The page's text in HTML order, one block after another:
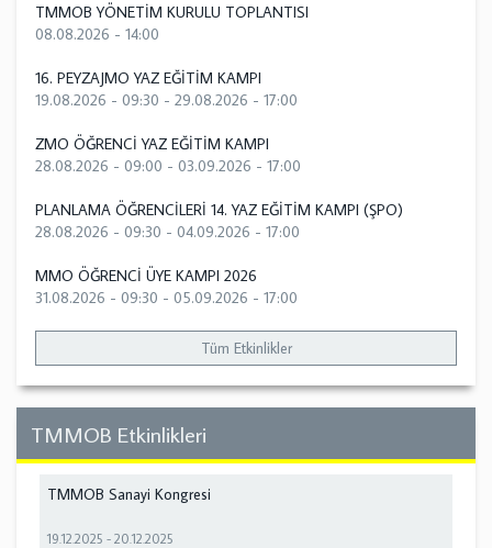
TMMOB YÖNETİM KURULU TOPLANTISI
08.08.2026 - 14:00
16. PEYZAJMO YAZ EĞİTİM KAMPI
19.08.2026 - 09:30 - 29.08.2026 - 17:00
ZMO ÖĞRENCİ YAZ EĞİTİM KAMPI
28.08.2026 - 09:00 - 03.09.2026 - 17:00
PLANLAMA ÖĞRENCİLERİ 14. YAZ EĞİTİM KAMPI (ŞPO)
28.08.2026 - 09:30 - 04.09.2026 - 17:00
MMO ÖĞRENCİ ÜYE KAMPI 2026
31.08.2026 - 09:30 - 05.09.2026 - 17:00
Tüm Etkinlikler
TMMOB Etkinlikleri
TMMOB Sanayi Kongresi
19.12.2025 -20.12.2025